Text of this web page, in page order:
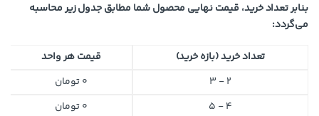
بنابر تعداد خرید، قیمت نهایی محصول شما مطابق جدول زیر محاسبه
می‌گردد:
تعداد خرید (بازه خرید)
قیمت هر واحد
2 - 3
0تومان
4 - 5
0تومان